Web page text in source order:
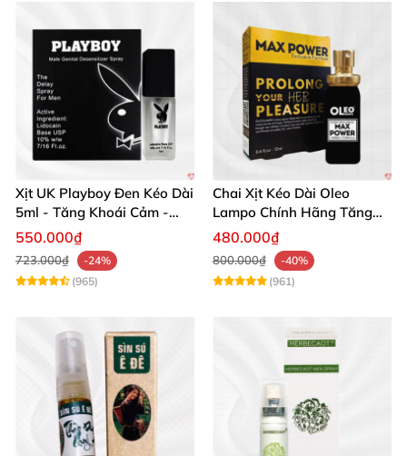
Xịt UK Playboy Đen Kéo Dài
5ml - Tăng Khoái Cảm -
Đặt Ngay
550.000₫
723.000₫
-24%
(965)
Chai Xịt Kéo Dài Oleo
Lampo Chính Hãng Tăng
Cường Sức Mạnh Nam
480.000₫
800.000₫
-40%
(961)